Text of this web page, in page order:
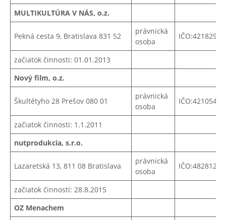
MULTIKULTÚRA V NÁS, o.z.
Pekná cesta 9, Bratislava 831 52
právnická
osoba
IČO:42182964
začiatok činnosti: 01.01.2013
Nový film, o.z.
Škultétyho 28 Prešov 080 01
právnická
osoba
IČO:42105404
začiatok činnosti: 1.1.2011
nutprodukcia, s.r.o.
Lazaretská 13, 811 08 Bratislava
právnická
osoba
IČO:48281239
začiatok činnosti: 28.8.2015
OZ Menachem